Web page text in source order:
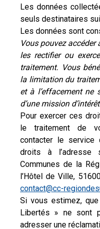
Les données
seuls destinataires
Les données sont
Vous pouvez accéder
les rectifier ou
traitement. Vous
la limitation du
et à l’effacement ne
d’une mission
Pour exercer ces
le traitement de
contacter le service
droits à l’adresse
Communes de la
l’Hôtel de Ville,
contact@cc-
Si vous estimez,
Libertés » ne sont
adresser une